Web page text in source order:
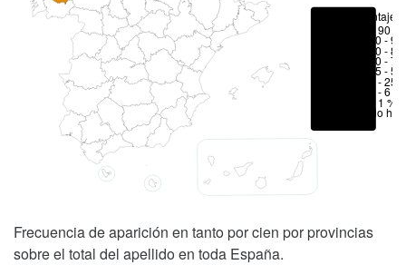
Porcentajes
> 90 %
80 -
70 -
50 -
25 -
6 - 25
1 - 6 %
< 1 %
No hay
Frecuencia de aparición en tanto por cien por provincias
sobre el total del apellido en toda España.